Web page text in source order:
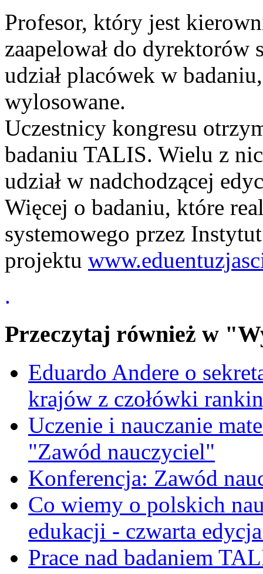
Profesor, który jest
zaapelował do dyrektorów
udział placówek w
wylosowane.
Uczestnicy kongresu
badaniu TALIS. Wielu z
udział w nadchodzącej
Więcej o badaniu, które
systemowego przez
projektu
.
Przeczytaj również w
Eduardo Andere o
krajów z czołówki
Uczenie i nauczanie
"Zawód nauczyciel"
Konferencja: Zawód
Co wiemy o polskich
edukacji - czwarta
Prace nad badaniem